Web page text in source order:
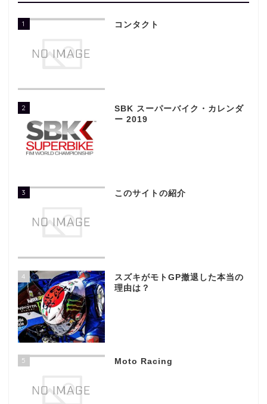
1 コンタクト
2
SBK スーパーバイク・カレンダ
ー 2019
3 このサイトの紹介
4
スズキがモトGP撤退した本当の
理由は？
5 Moto Racing